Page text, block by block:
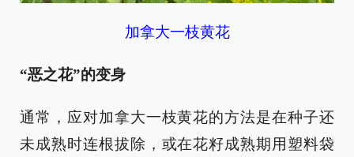
加拿大一枝黄花
“恶之花”的变身
通常，应对加拿大一枝黄花的方法是在种子还
未成熟时连根拔除，或在花籽成熟期用塑料袋